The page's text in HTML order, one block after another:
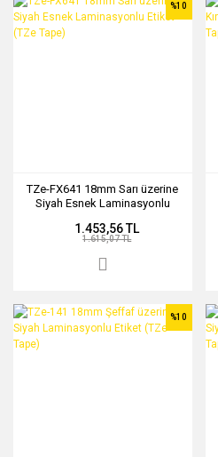
TZe-FX641 18mm Sarı üzerine
Siyah Esnek Laminasyonlu
%10
1.453,56 TL
1.615,07 TL
%10